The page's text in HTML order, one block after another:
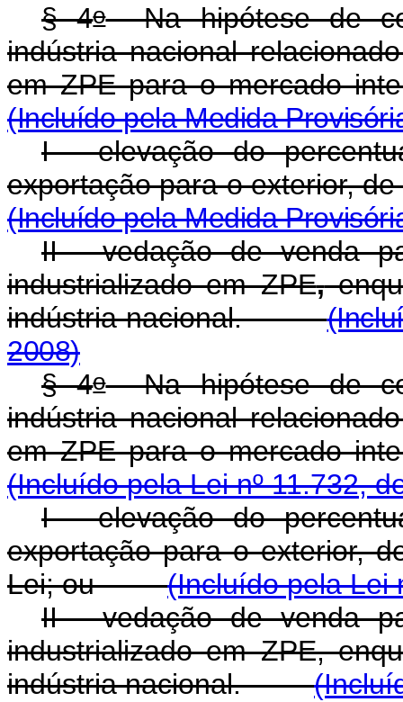
§ 4oNa hipótese de
indústria nacional
em ZPE para o mercado
(Incluído pela Medida
I - elevação do
exportação para o exterior,
(Incluído pela Medida
II - vedação de venda
industrializado em ZPE,
indústria nacional.
2008)
§ 4oNa hipótese de
indústria nacional
em ZPE para o mercado
(Incluído pela Lei nº 11.732,
I - elevação do
exportação para o exterior,
Lei; ou(Incluído pela Lei
II - vedação de venda
industrializado em ZPE,
indústria nacional.